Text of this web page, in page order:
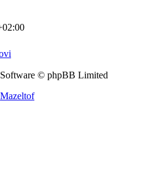
© phpBB Limited
Mazeltof